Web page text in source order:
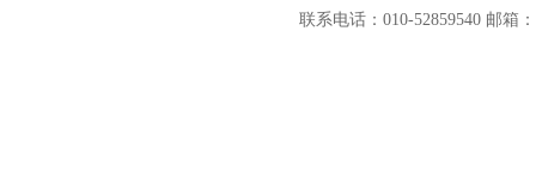
联系电话：010-52859540 邮箱